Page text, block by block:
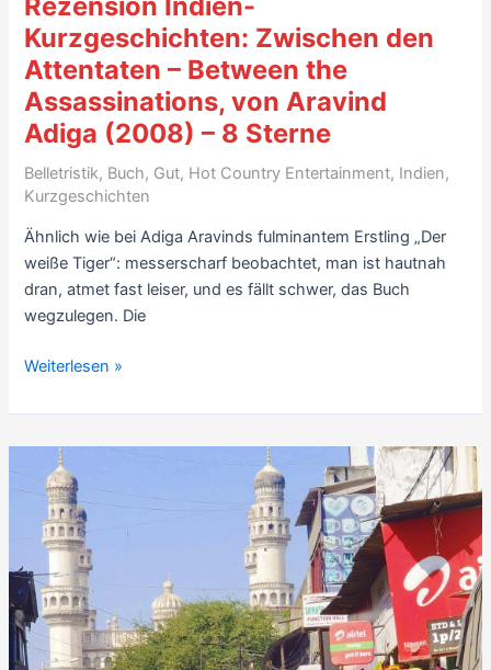
Kurzgeschichten: Zwischen den
Attentaten – Between the
Assassinations, von Aravind
Adiga (2008) – 8 Sterne
Belletristik, Buch, Gut, Hot Country Entertainment, Indien,
Kurzgeschichten
Ähnlich wie bei Adiga Aravinds fulminantem Erstling „Der
weiße Tiger“: messerscharf beobachtet, man ist hautnah
dran, atmet fast leiser, und es fällt schwer, das Buch
wegzulegen. Die
Rezension
Kurzgeschichten:
Zwischen
den
Attentaten
Between
the
Assassinations,
von
Aravind
Weiterlesen »